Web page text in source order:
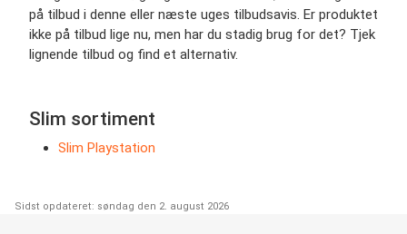
på tilbud i denne eller næste uges tilbudsavis. Er produktet
ikke på tilbud lige nu, men har du stadig brug for det? Tjek
lignende tilbud og find et alternativ.
Slim sortiment
Slim Playstation
Sidst opdateret: søndag den 2. august 2026